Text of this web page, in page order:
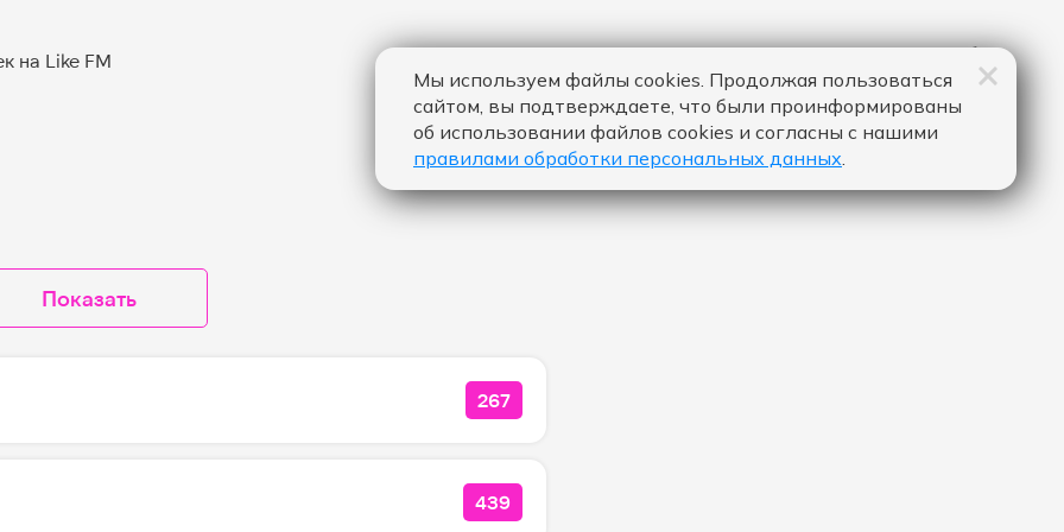
Показать
КОЛИЧЕСТВО ЛАЙКОВ ЗА "СИЛЬНАЯ - IOWA & МИНАЕВА":
267
КОЛИЧЕСТВО ЛАЙКОВ ЗА "CRICKET LOVE - KDDK & ALEX
439
Мы используем файлы cookies. Продолжая пользоваться
сайтом, вы подтверждаете, что были проинформированы
об использовании файлов cookies и согласны с нашими
правилами обработки персональных данных.